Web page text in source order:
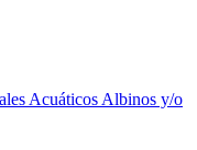
Acuáticos Albinos y/o